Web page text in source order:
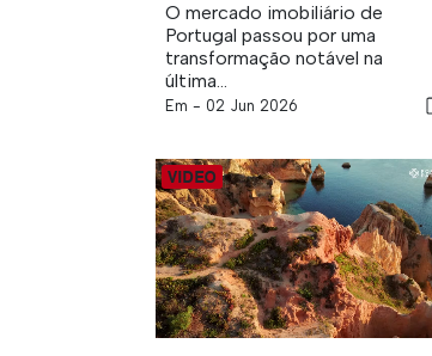
O mercado imobiliário de
Portugal passou por uma
transformação notável na
última...
Em - 02 Jun 2026